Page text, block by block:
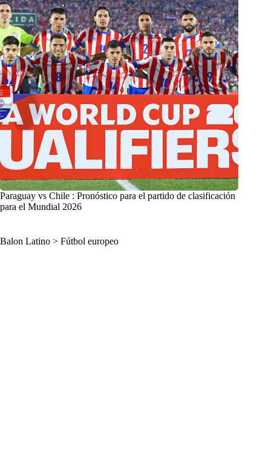
Paraguay vs Chile : Pronóstico para el partido de clasificación
para el Mundial 2026
Balon Latino > Fútbol europeo